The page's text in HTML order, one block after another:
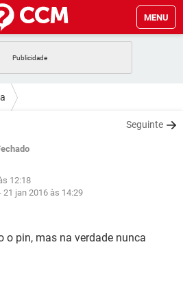
MENU
EXCEL
FACEBOOK
Seguinte
12:18
21 jan 2016 às 14:29
o pin, mas na verdade nunca